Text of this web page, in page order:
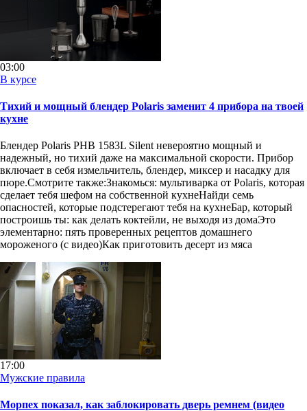
03:00
В курсе
Тихий и мощный блендер Polaris заменит 4 прибора на твоей
кухне
Блендер Polaris PHB 1583L Silent невероятно мощный и
надежный, но тихий даже на максимальной скорости. Прибор
включает в себя измельчитель, блендер, миксер и насадку для
пюре.Смотрите также:Знакомься: мультиварка от Polaris, которая
сделает тебя шефом на собственной кухнеНайди семь
опасностей, которые подстерегают тебя на кухнеБар, который
построишь ты: как делать коктейли, не выходя из домаЭто
элементарно: пять проверенных рецептов домашнего
мороженого (с видео)Как приготовить десерт из мяса
17:00
Мужские правила
Морпех показал, как заблокировать дверь ремнем (видео